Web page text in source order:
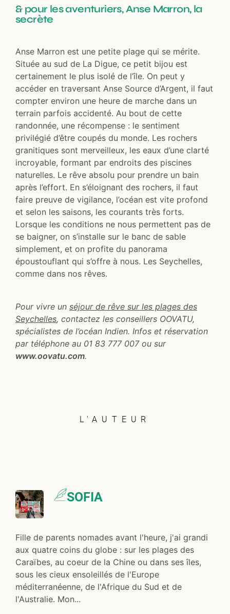
& pour les aventuriers, Anse Marron, la
secrète
Anse Marron est une petite plage qui se mérite.
Située au sud de La Digue, ce petit bijou est
certainement le plus isolé de l’île. On peut y
accéder en traversant Anse Source d’Argent, il faut
compter environ une heure de marche dans un
terrain parfois accidenté. Au bout de cette
randonnée, une récompense : le sentiment
privilégié d’être coupés du monde. Les rochers
granitiques sont merveilleux, les eaux d’une clarté
incroyable, formant par endroits des piscines
naturelles. Le rêve absolu pour prendre un bain
après l’effort. En s’éloignant des rochers, il faut
faire preuve de vigilance, l’océan est vite profond
et selon les saisons, les courants très forts.
Lorsque les conditions ne nous permettent pas de
se baigner, on s’installe sur le banc de sable
simplement, et on profite du panorama
époustouflant qui s’offre à nous. Les Seychelles,
comme dans nos rêves.
Pour vivre un séjour de rêve sur les plages des
Seychelles, contactez les conseillers OOVATU,
spécialistes de l’océan Indien. Infos et réservation
par téléphone au 01 83 777 007 ou sur
www.oovatu.com.
L'AUTEUR
SOFIA
Fille de parents nomades avant l'heure, j'ai grandi
aux quatre coins du globe : sur les plages des
Caraïbes, au coeur de la Chine ou dans ses îles,
sous les cieux ensoleillés de l'Europe
méditerranéenne, de l'Afrique du Sud et de
l'Australie. Mon...